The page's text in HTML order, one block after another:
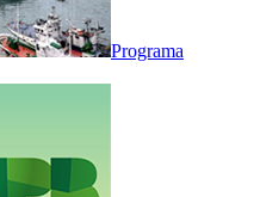
Programa